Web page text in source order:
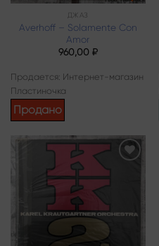
ДЖАЗ
Averhoff – Solamente Con
Amor
960,00 ₽
Продается: Интернет-магазин
Пластиночка
Продано